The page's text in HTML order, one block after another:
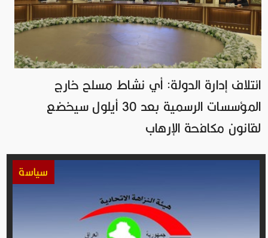
ائتلاف إدارة الدولة: أي نشاط مسلح خارج
المؤسسات الرسمية بعد 30 أيلول سيخضع
لقانون مكافحة الإرهاب
سياسة